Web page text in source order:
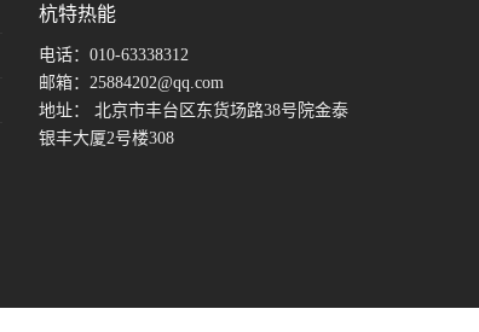
杭特热能
电话： 010-63338312
邮箱： 25884202@qq.com
地址： 北京市丰台区东货场路38号院金泰
银丰大厦2号楼308